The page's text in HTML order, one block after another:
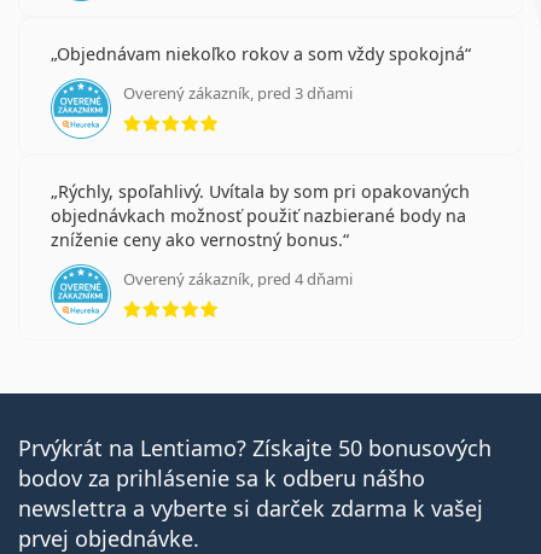
Objednávam niekoľko rokov a som vždy spokojná
Overený zákazník, pred 3 dňami
hodnotenie 5 z 5
Rýchly, spoľahlivý. Uvítala by som pri opakovaných
objednávkach možnosť použiť nazbierané body na
zníženie ceny ako vernostný bonus.
Overený zákazník, pred 4 dňami
hodnotenie 5 z 5
Prvýkrát na Lentiamo? Získajte 50 bonusových
bodov za prihlásenie sa k odberu nášho
newslettra a vyberte si darček zdarma k vašej
prvej objednávke.